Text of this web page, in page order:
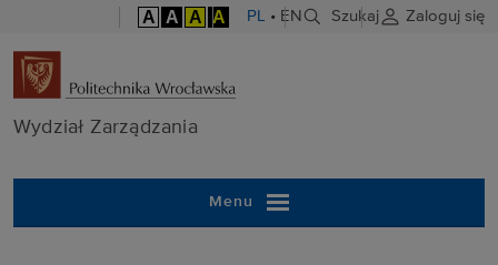
A A A A PL • EN Szukaj Zaloguj się
Wydział
Wydział Zarządzania
Menu